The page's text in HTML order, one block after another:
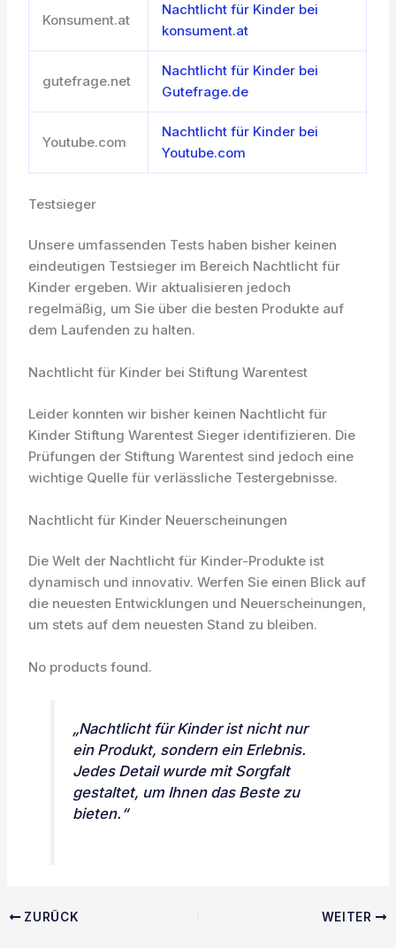
Konsument.at
Nachtlicht für Kinder bei
konsument.at
gutefrage.net
Nachtlicht für Kinder bei
Gutefrage.de
Youtube.com
Nachtlicht für Kinder bei
Youtube.com
Testsieger
Unsere umfassenden Tests haben bisher keinen
eindeutigen Testsieger im Bereich Nachtlicht für
Kinder ergeben. Wir aktualisieren jedoch
regelmäßig, um Sie über die besten Produkte auf
dem Laufenden zu halten.
Nachtlicht für Kinder bei Stiftung Warentest
Leider konnten wir bisher keinen Nachtlicht für
Kinder Stiftung Warentest Sieger identifizieren. Die
Prüfungen der Stiftung Warentest sind jedoch eine
wichtige Quelle für verlässliche Testergebnisse.
Nachtlicht für Kinder Neuerscheinungen
Die Welt der Nachtlicht für Kinder-Produkte ist
dynamisch und innovativ. Werfen Sie einen Blick auf
die neuesten Entwicklungen und Neuerscheinungen,
um stets auf dem neuesten Stand zu bleiben.
No products found.
„Nachtlicht für Kinder ist nicht nur
ein Produkt, sondern ein Erlebnis.
Jedes Detail wurde mit Sorgfalt
gestaltet, um Ihnen das Beste zu
bieten.“
ZURÜCK WEITER